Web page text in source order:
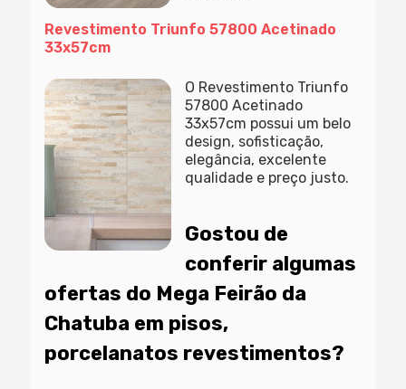
Revestimento Triunfo 57800 Acetinado
33x57cm
O Revestimento Triunfo
57800 Acetinado
33x57cm possui um belo
design, sofisticação,
elegância, excelente
qualidade e preço justo.
Gostou de
conferir algumas
ofertas do Mega Feirão da
Chatuba em pisos,
porcelanatos revestimentos?